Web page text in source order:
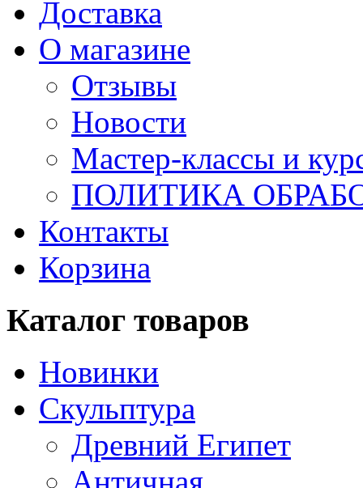
Доставка
О магазине
Отзывы
Новости
Мастер-классы и
ПОЛИТИКА
Контакты
Корзина
Каталог товаров
Новинки
Скульптура
Древний Египет